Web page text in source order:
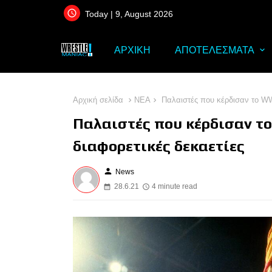
Today | 9, August 2026
ΑΡΧΙΚΗ ΑΠΟΤΕΛΕΣΜΑΤΑ
Αρχική σελίδα ΝΕΑ Παλαιστές που κέρδισαν το
Παλαιστές που κέρδισαν
διαφορετικές δεκαετίες
person News
28.6.21
4 minute read